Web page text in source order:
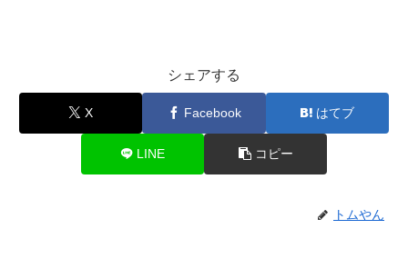
シェアする
X Facebook はてブ
LINE コピー
トムやん